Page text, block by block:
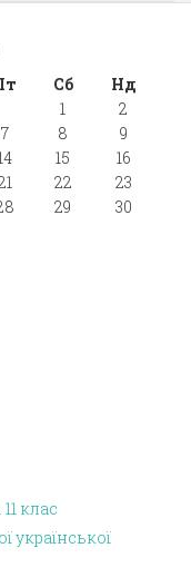
Сб
Нд
1
2
7 8
9
15
16
22
23
29
30
клас
української